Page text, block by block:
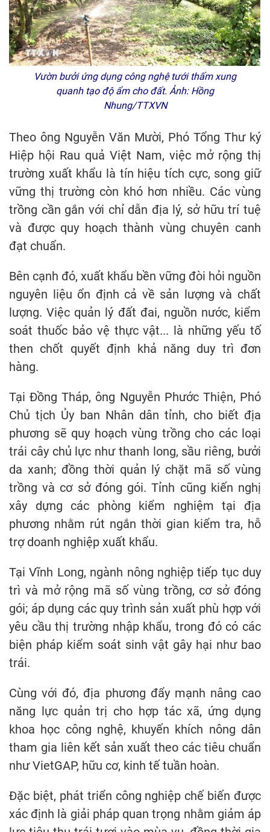
Vườn bưởi ứng dụng công nghệ tưới thấm xung
quanh tạo độ ẩm cho đất. Ảnh: Hồng
Nhung/TTXVN
Theo ông Nguyễn Văn Mười, Phó Tổng Thư ký
Hiệp hội Rau quả Việt Nam, việc mở rộng thị
trường xuất khẩu là tín hiệu tích cực, song giữ
vững thị trường còn khó hơn nhiều. Các vùng
trồng cần gắn với chỉ dẫn địa lý, sở hữu trí tuệ
và được quy hoạch thành vùng chuyên canh
đạt chuẩn.
Bên cạnh đó, xuất khẩu bền vững đòi hỏi nguồn
nguyên liệu ổn định cả về sản lượng và chất
lượng. Việc quản lý đất đai, nguồn nước, kiểm
soát thuốc bảo vệ thực vật... là những yếu tố
then chốt quyết định khả năng duy trì đơn
hàng.
Tại Đồng Tháp, ông Nguyễn Phước Thiện, Phó
Chủ tịch Ủy ban Nhân dân tỉnh, cho biết địa
phương sẽ quy hoạch vùng trồng cho các loại
trái cây chủ lực như thanh long, sầu riêng, bưởi
da xanh; đồng thời quản lý chặt mã số vùng
trồng và cơ sở đóng gói. Tỉnh cũng kiến nghị
xây dựng các phòng kiểm nghiệm tại địa
phương nhằm rút ngắn thời gian kiểm tra, hỗ
trợ doanh nghiệp xuất khẩu.
Tại Vĩnh Long, ngành nông nghiệp tiếp tục duy
trì và mở rộng mã số vùng trồng, cơ sở đóng
gói; áp dụng các quy trình sản xuất phù hợp với
yêu cầu thị trường nhập khẩu, trong đó có các
biện pháp kiểm soát sinh vật gây hại như bao
trái.
Cùng với đó, địa phương đẩy mạnh nâng cao
năng lực quản trị cho hợp tác xã, ứng dụng
khoa học công nghệ, khuyến khích nông dân
tham gia liên kết sản xuất theo các tiêu chuẩn
như VietGAP, hữu cơ, kinh tế tuần hoàn.
Đặc biệt, phát triển công nghiệp chế biến được
xác định là giải pháp quan trọng nhằm giảm áp